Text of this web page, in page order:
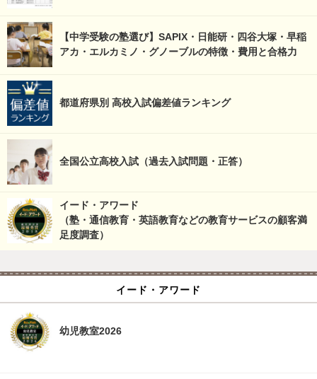
【中学受験の塾選び】SAPIX・日能研・四谷大塚・早稲
アカ・エルカミノ・グノーブルの特徴・費用と合格力
都道府県別 高校入試偏差値ランキング
全国公立高校入試（過去入試問題・正答）
イード・アワード
（塾・通信教育・英語教育などの教育サービスの顧客満
足度調査）
イード・アワード
幼児教室2026